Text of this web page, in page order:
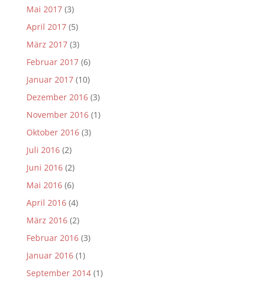
Mai 2017(3)
April 2017(5)
März 2017(3)
Februar 2017(6)
Januar 2017(10)
Dezember 2016(3)
November 2016(1)
Oktober 2016(3)
Juli 2016(2)
Juni 2016(2)
Mai 2016(6)
April 2016(4)
März 2016(2)
Februar 2016(3)
Januar 2016(1)
September 2014(1)